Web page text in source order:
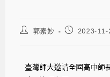
郭素妙 2023-11-
臺灣師大邀請全國高中師